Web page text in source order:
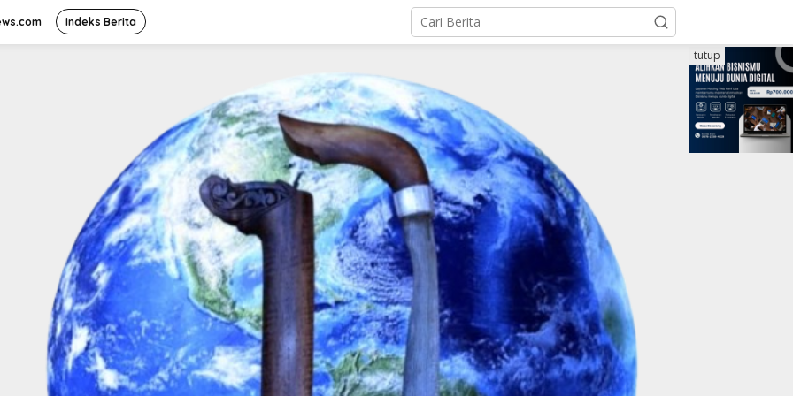
Indeks Berita
tutup